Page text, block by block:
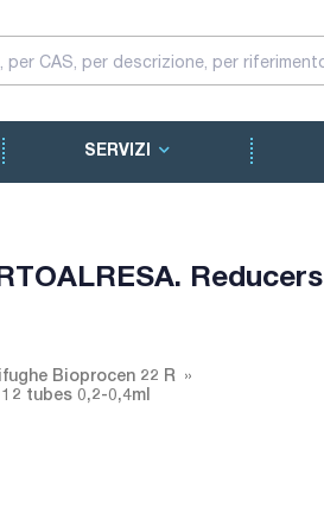
SERVIZI
Reducers
Bioprocen 22 R
tubes 0,2-0,4ml